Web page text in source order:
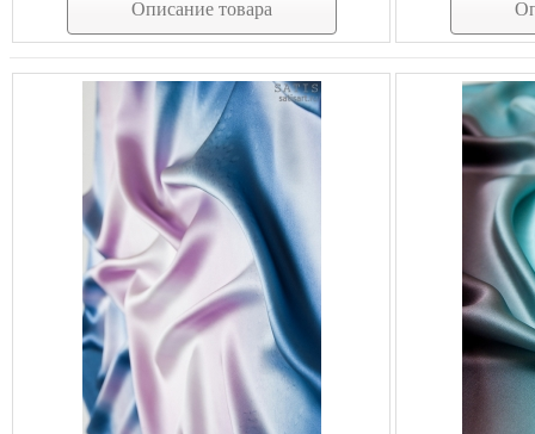
Описание товара